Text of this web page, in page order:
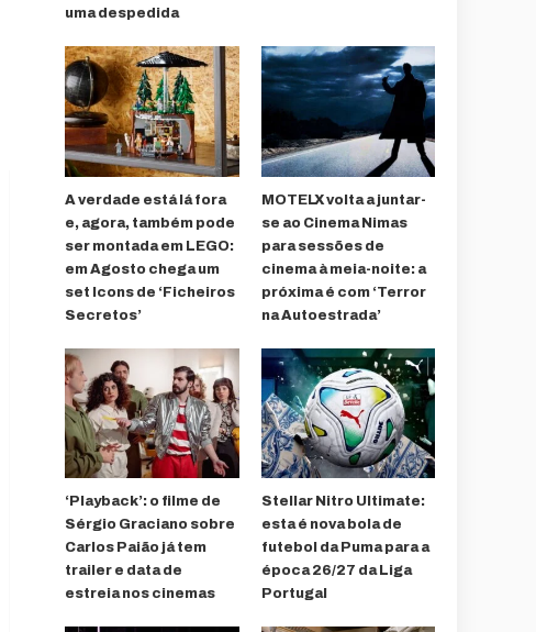
uma despedida
A verdade está lá fora
e, agora, também pode
ser montada em LEGO:
em Agosto chega um
set Icons de ‘Ficheiros
Secretos’
MOTELX volta a juntar-
se ao Cinema Nimas
para sessões de
cinema à meia-noite: a
próxima é com ‘Terror
na Autoestrada’
‘Playback’: o filme de
Sérgio Graciano sobre
Carlos Paião já tem
trailer e data de
estreia nos cinemas
Stellar Nitro Ultimate:
esta é nova bola de
futebol da Puma para a
época 26/27 da Liga
Portugal